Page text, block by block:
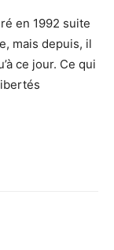
en 1992 suite
mais depuis, il
ce jour. Ce qui